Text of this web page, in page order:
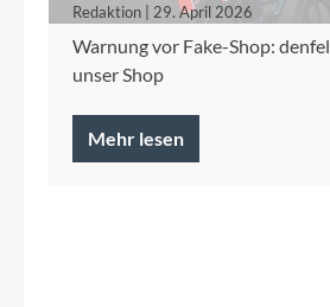
Redaktion | 29. April 2026
Warnung vor Fake-Shop:
unser Shop
Mehr lesen